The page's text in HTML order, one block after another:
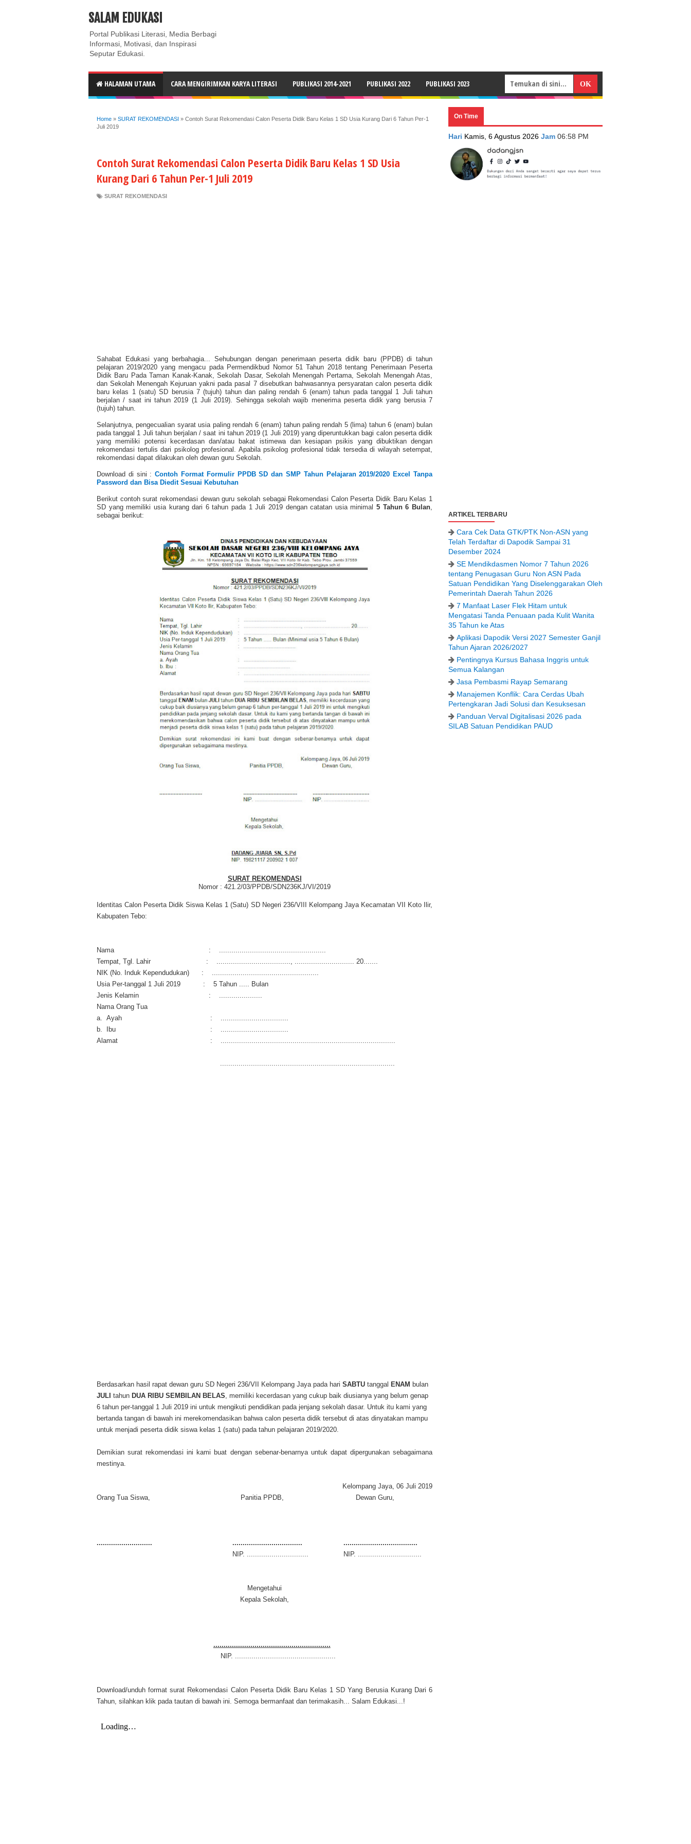
ABOUT CONTACT US
SALAM EDUKASI
Portal Publikasi Literasi, Media Berbagi
Informasi, Motivasi, dan Inspirasi
Seputar Edukasi.
HALAMAN UTAMA CARA MENGIRIMKAN KARYA LITERASI PUBLIKASI 2014-2021 PUBLIKASI 2022 PUBLIKASI 2023
Home » SURAT REKOMENDASI » Contoh Surat Rekomendasi Calon Peserta Didik Baru Kelas 1 SD Usia Kurang Dari 6 Tahun Per-1
Juli 2019
Contoh Surat Rekomendasi Calon Peserta Didik Baru Kelas 1 SD Usia
Kurang Dari 6 Tahun Per-1 Juli 2019
SURAT REKOMENDASI
Sahabat Edukasi yang berbahagia... Sehubungan dengan penerimaan peserta didik baru (PPDB) di tahun
pelajaran 2019/2020 yang mengacu pada Permendikbud Nomor 51 Tahun 2018 tentang Penerimaan Peserta
Didik Baru Pada Taman Kanak-Kanak, Sekolah Dasar, Sekolah Menengah Pertama, Sekolah Menengah Atas,
dan Sekolah Menengah Kejuruan yakni pada pasal 7 disebutkan bahwasannya persyaratan calon peserta didik
baru kelas 1 (satu) SD berusia 7 (tujuh) tahun dan paling rendah 6 (enam) tahun pada tanggal 1 Juli tahun
berjalan / saat ini tahun 2019 (1 Juli 2019). Sehingga sekolah wajib menerima peserta didik yang berusia 7
(tujuh) tahun.
Selanjutnya, pengecualian syarat usia paling rendah 6 (enam) tahun paling rendah 5 (lima) tahun 6 (enam) bulan
pada tanggal 1 Juli tahun berjalan / saat ini tahun 2019 (1 Juli 2019) yang diperuntukkan bagi calon peserta didik
yang memiliki potensi kecerdasan dan/atau bakat istimewa dan kesiapan psikis yang dibuktikan dengan
rekomendasi tertulis dari psikolog profesional. Apabila psikolog profesional tidak tersedia di wilayah setempat,
rekomendasi dapat dilakukan oleh dewan guru Sekolah.
Download di sini :Contoh Format Formulir PPDB SD dan SMP Tahun Pelajaran 2019/2020 Excel Tanpa
Password dan Bisa Diedit Sesuai Kebutuhan
Berikut contoh surat rekomendasi dewan guru sekolah sebagai Rekomendasi Calon Peserta Didik Baru Kelas 1
SD yang memiliki usia kurang dari 6 tahun pada 1 Juli 2019 dengan catatan usia minimal5 Tahun 6 Bulan,
sebagai berikut:
SURAT REKOMENDASI
Nomor : 421.2/03/PPDB/SDN236KJ/VI/2019
Identitas Calon Peserta Didik Siswa Kelas 1 (Satu) SD Negeri 236/VIII Kelompang Jaya Kecamatan VII Koto Ilir,
Kabupaten Tebo:
Nama :
Tempat, Tgl. Lahir
:
...................................., ............................. 20.......
NIK (No. Induk Kependudukan)
:
Usia Per-tanggal 1 Juli 2019
:
5 Tahun ..... Bulan
Jenis Kelamin
:
Nama Orang Tua
a.
Ayah :
b.
Ibu :
Alamat
:
Berdasarkan hasil rapat dewan guru SD Negeri 236/VII Kelompang Jaya pada hari SABTU tanggal ENAM bulan
JULI tahun DUA RIBU SEMBILAN BELAS , memiliki kecerdasan yang cukup baik diusianya yang belum genap
6 tahun per-tanggal 1 Juli 2019 ini untuk mengikuti pendidikan pada jenjang sekolah dasar. Untuk itu kami yang
bertanda tangan di bawah ini merekomendasikan bahwa calon peserta didik tersebut di atas dinyatakan mampu
untuk menjadi peserta didik siswa kelas 1 (satu) pada tahun pelajaran 2019/2020.
Demikian surat rekomendasi ini kami buat dengan sebenar-benarnya untuk dapat dipergunakan sebagaimana
mestinya.
Kelompang Jaya, 06 Juli 2019
Orang Tua Siswa,
Panitia PPDB, Dewan Guru,
........................... ..................................
....................................
NIP. ..............................
NIP. ...............................
Mengetahui
Kepala Sekolah,
.........................................................
NIP.
Download/unduh format surat Rekomendasi Calon Peserta Didik Baru Kelas 1 SD Yang Berusia Kurang Dari 6
Tahun, silahkan klik pada tautan di bawah ini. Semoga bermanfaat dan terimakasih... Salam Edukasi...!
On Time
Hari Kamis, 6 Agustus 2026 Jam 06:58 PM
ARTIKEL TERBARU
Cara Cek Data GTK/PTK Non-ASN yang
Telah Terdaftar di Dapodik Sampai 31
Desember 2024
SE Mendikdasmen Nomor 7 Tahun 2026
tentang Penugasan Guru Non ASN Pada
Satuan Pendidikan Yang Diselenggarakan Oleh
Pemerintah Daerah Tahun 2026
7 Manfaat Laser Flek Hitam untuk
Mengatasi Tanda Penuaan pada Kulit Wanita
35 Tahun ke Atas
Aplikasi Dapodik Versi 2027 Semester Ganjil
Tahun Ajaran 2026/2027
Pentingnya Kursus Bahasa Inggris untuk
Semua Kalangan
Jasa Pembasmi Rayap Semarang
Manajemen Konflik: Cara Cerdas Ubah
Pertengkaran Jadi Solusi dan Kesuksesan
Panduan Verval Digitalisasi 2026 pada
SILAB Satuan Pendidikan PAUD